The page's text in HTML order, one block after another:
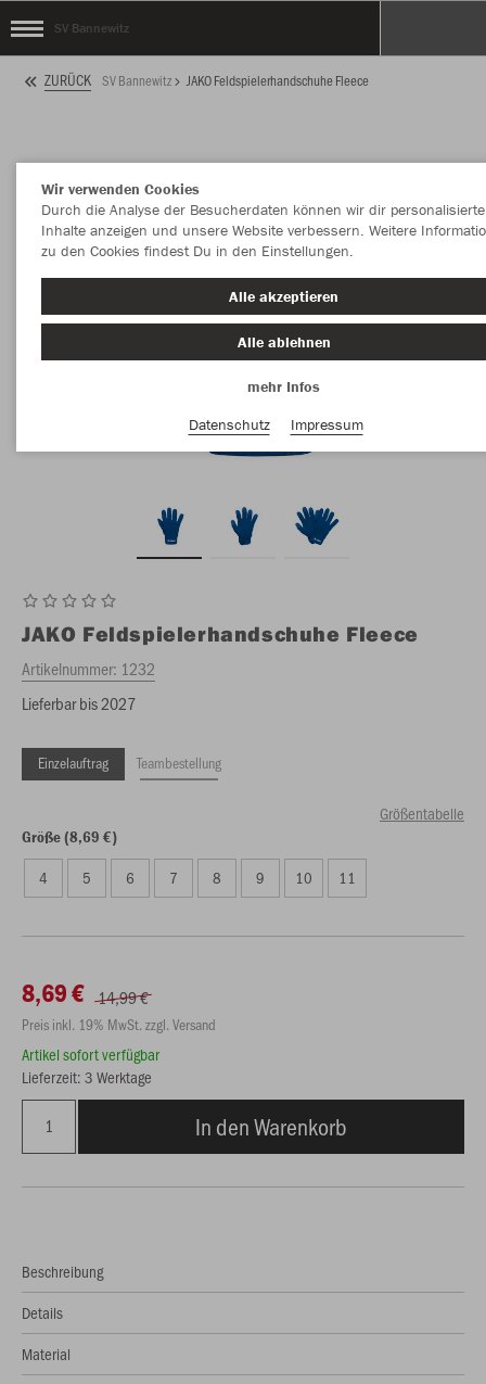
SV Bannewitz
ZURÜCK SV Bannewitz JAKO Feldspielerhandschuhe Fleece
JAKO Feldspielerhandschuhe Fleece
Artikelnummer: 1232
Lieferbar bis 2027
Einzelauftrag Teambestellung
Größentabelle
Größe (8,69 €)
4 5 6 7 8 9 10 11
8,69 € 14,99 €
Preis inkl. 19% MwSt. zzgl. Versand
Artikel sofort verfügbar
Lieferzeit: 3 Werktage
In den Warenkorb
Beschreibung
Details
Material
Wir verwenden Cookies
Durch die Analyse der Besucherdaten können wir dir personalisierte
Inhalte anzeigen und unsere Website verbessern. Weitere
zu den Cookies findest Du in den Einstellungen.
Alle akzeptieren
Alle ablehnen
mehr Infos
Datenschutz
Impressum